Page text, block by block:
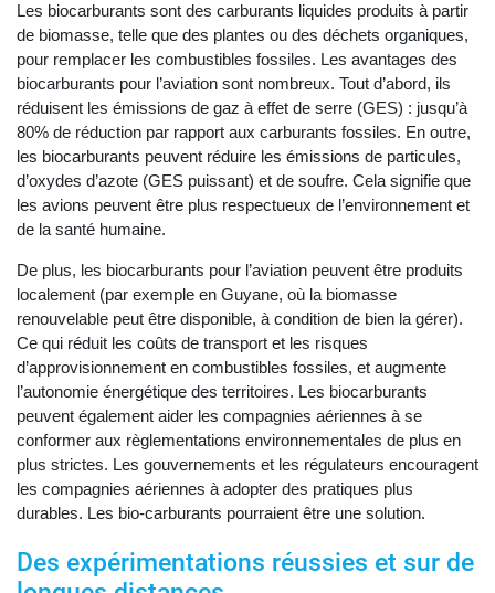
Les biocarburants sont des carburants liquides produits à partir
de biomasse, telle que des plantes ou des déchets organiques,
pour remplacer les combustibles fossiles. Les avantages des
biocarburants pour l’aviation sont nombreux. Tout d’abord, ils
réduisent les émissions de gaz à effet de serre (GES) : jusqu’à
80% de réduction par rapport aux carburants fossiles. En outre,
les biocarburants peuvent réduire les émissions de particules,
d’oxydes d’azote (GES puissant) et de soufre. Cela signifie que
les avions peuvent être plus respectueux de l’environnement et
de la santé humaine.
De plus, les biocarburants pour l’aviation peuvent être produits
localement (par exemple en Guyane, où la biomasse
renouvelable peut être disponible, à condition de bien la gérer).
Ce qui réduit les coûts de transport et les risques
d’approvisionnement en combustibles fossiles, et augmente
l’autonomie énergétique des territoires. Les biocarburants
peuvent également aider les compagnies aériennes à se
conformer aux règlementations environnementales de plus en
plus strictes. Les gouvernements et les régulateurs encouragent
les compagnies aériennes à adopter des pratiques plus
durables. Les bio-carburants pourraient être une solution.
Des expérimentations réussies et sur de